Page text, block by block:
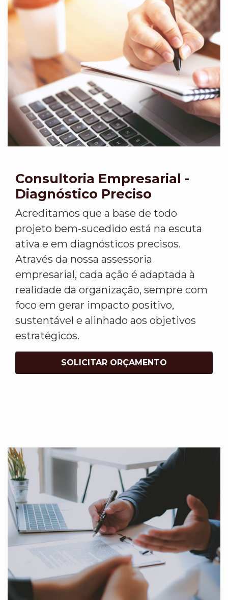
Consultoria Empresarial -
Diagnóstico Preciso
Acreditamos que a base de todo
projeto bem-sucedido está na escuta
ativa e em diagnósticos precisos.
Através da nossa assessoria
empresarial, cada ação é adaptada à
realidade da organização, sempre com
foco em gerar impacto positivo,
sustentável e alinhado aos objetivos
estratégicos.
SOLICITAR ORÇAMENTO